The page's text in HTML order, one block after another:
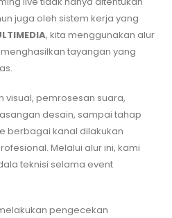
juga oleh sistem kerja yang
, kita menggunakan alur
tayangan yang
visual, pemrosesan suara,
desain, sampai tahap
berbagai kanal dilakukan
Melalui alur ini, kami
teknisi selama event
pengecekan